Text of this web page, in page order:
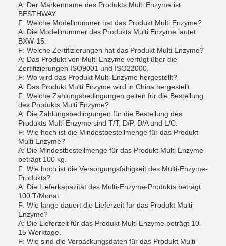
A: Der Markenname des Produkts Multi Enzyme ist
BESTHWAY.
F: Welche Modellnummer hat das Produkt Multi Enzyme?
A: Die Modellnummer des Produkts Multi Enzyme lautet
BXW-15.
F: Welche Zertifizierungen hat das Produkt Multi Enzyme?
A: Das Produkt von Multi Enzyme verfügt über die
Zertifizierungen ISO9001 und ISO22000.
F: Wo wird das Produkt Multi Enzyme hergestellt?
A: Das Produkt Multi Enzyme wird in China hergestellt.
F: Welche Zahlungsbedingungen gelten für die Bestellung
des Produkts Multi Enzyme?
A: Die Zahlungsbedingungen für die Bestellung des
Produkts Multi Enzyme sind T/T, D/P, D/A und L/C.
F: Wie hoch ist die Mindestbestellmenge für das Produkt
Multi Enzyme?
A: Die Mindestbestellmenge für das Produkt Multi Enzyme
beträgt 100 kg.
F: Wie hoch ist die Versorgungsfähigkeit des Multi-Enzyme-
Produkts?
A: Die Lieferkapazität des Multi-Enzyme-Produkts beträgt
100 T/Monat.
F: Wie lange dauert die Lieferzeit für das Produkt Multi
Enzyme?
A: Die Lieferzeit für das Produkt Multi Enzyme beträgt 10-
15 Werktage.
F: Wie sind die Verpackungsdaten für das Produkt Multi